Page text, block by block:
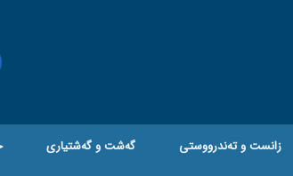
زانست و تەندرووستی گه‌شت و گه‌شتیاری